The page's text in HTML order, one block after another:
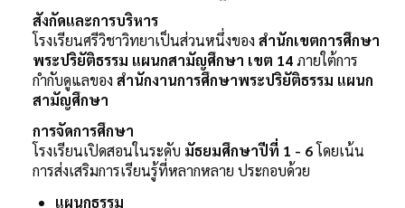
ติดต่อเรา
ห้องสมุด
สังกัดและการบริหาร
โรงเรียนศรีวิชาวิทยาเป็นส่วนหนึ่งของ สำนักเขตการศึกษา
พระปริยัติธรรม แผนกสามัญศึกษา เขต 14ภายใต้การ
กำกับดูแลของ สำนักงานการศึกษาพระปริยัติธรรม แผนก
สามัญศึกษา
การจัดการศึกษา
โรงเรียนเปิดสอนในระดับ มัธยมศึกษาปีที่ 1 - 6โดยเน้น
การส่งเสริมการเรียนรู้ที่หลากหลาย ประกอบด้วย
แผนกธรรม